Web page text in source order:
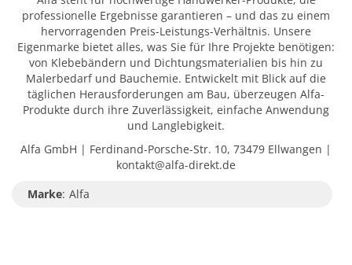
professionelle Ergebnisse garantieren – und das zu einem
hervorragenden Preis-Leistungs-Verhältnis. Unsere
Eigenmarke bietet alles, was Sie für Ihre Projekte benötigen:
von Klebebändern und Dichtungsmaterialien bis hin zu
Malerbedarf und Bauchemie. Entwickelt mit Blick auf die
täglichen Herausforderungen am Bau, überzeugen Alfa-
Produkte durch ihre Zuverlässigkeit, einfache Anwendung
und Langlebigkeit.
Alfa GmbH | Ferdinand-Porsche-Str. 10, 73479 Ellwangen |
kontakt@alfa-direkt.de
Marke: Alfa